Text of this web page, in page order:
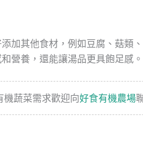
加其他食材，例如豆腐、菇類
營養，還能讓湯品更具飽足感。
機蔬菜需求歡迎向好食有機農場